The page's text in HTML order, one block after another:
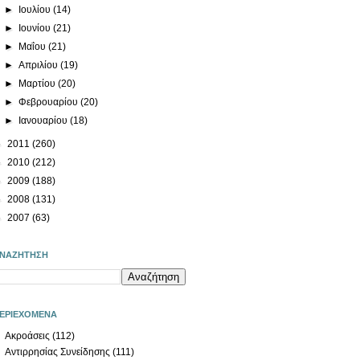
► Ιουλίου(14)
► Ιουνίου(21)
► Μαΐου(21)
►Απριλίου(19)
► Μαρτίου(20)
►Φεβρουαρίου(20)
► Ιανουαρίου(18)
2011 (260)
2010 (212)
2009 (188)
2008 (131)
2007 (63)
Ακροάσεις (112)
Αντιρρησίας Συνείδησης (111)